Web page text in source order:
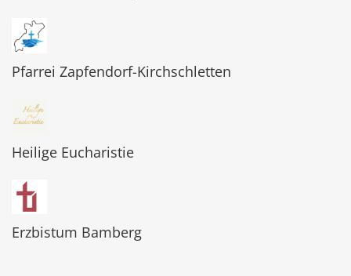
Pfarrei Zapfendorf-Kirchschletten
Heilige Eucharistie
Erzbistum Bamberg